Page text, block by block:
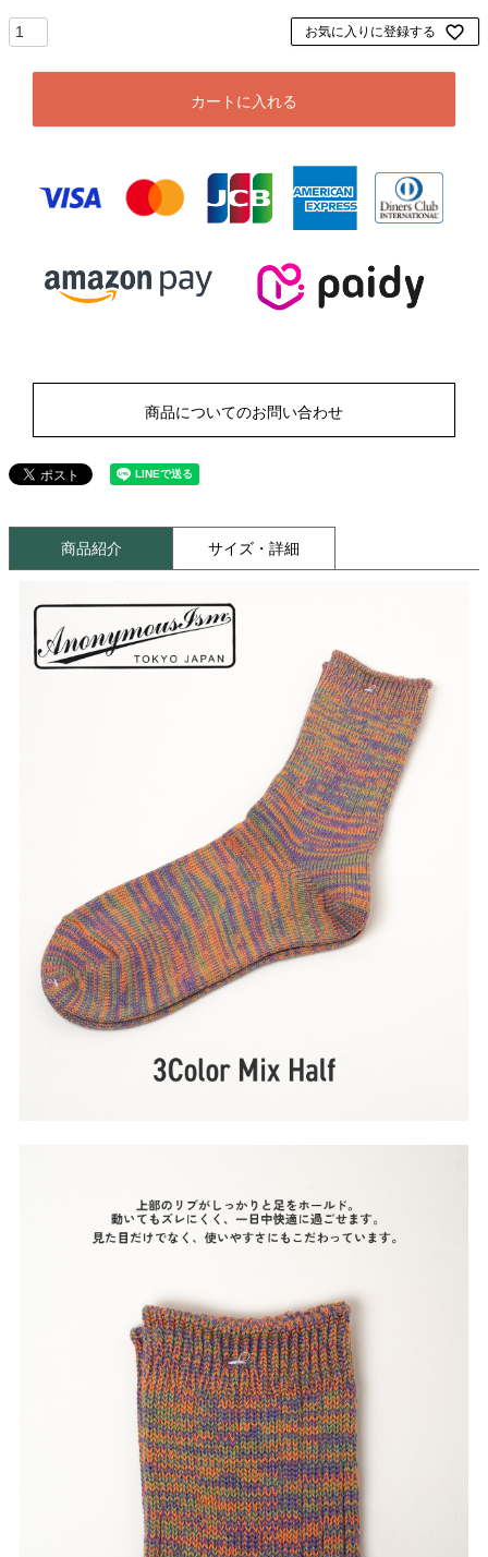
お気に入りに登録する
カートに入れる
商品についてのお問い合わせ
商品紹介 サイズ・詳細